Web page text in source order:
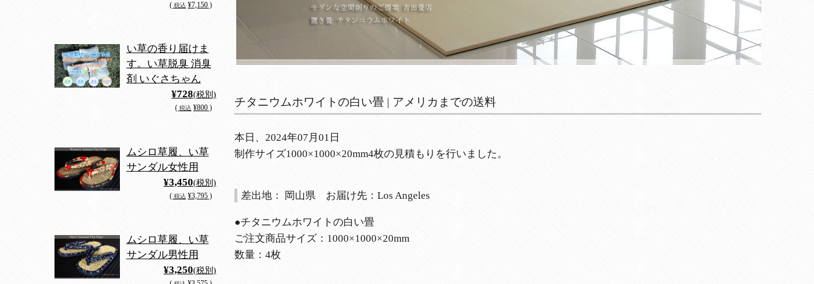
チタニウムホワイトの白い畳 | アメリカまでの送料
本日、2024年07月01日
制作サイズ1000×1000×20mm4枚の見積もりを行いました。
差出地： 岡山県 お届け先：Los Angeles
●チタニウムホワイトの白い畳
ご注文商品サイズ：1000×1000×20mm
数量：4枚
( 税込 ¥7,150 )
い草の香り届けま
す。い草脱臭 消臭
剤 いぐさちゃん
¥728(税別)
( 税込 ¥800 )
ムシロ草履、い草
サンダル女性用
¥3,450(税別)
( 税込 ¥3,795 )
ムシロ草履、い草
サンダル男性用
¥3,250(税別)